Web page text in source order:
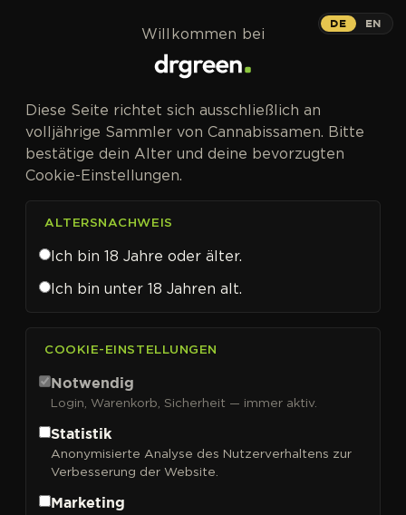
Amsterdam Genetics
Sortieren nach
DE EN
Willkommen bei
Diese Seite richtet sich ausschließlich an
volljährige Sammler von Cannabissamen. Bitte
bestätige dein Alter und deine bevorzugten
Cookie-Einstellungen.
ALTERSNACHWEIS
Ich bin 18 Jahre oder älter.
Ich bin unter 18 Jahren alt.
COOKIE-EINSTELLUNGEN
Notwendig
Login, Warenkorb, Sicherheit — immer aktiv.
Statistik
Anonymisierte Analyse des Nutzerverhaltens zur
Verbesserung der Website.
Marketing